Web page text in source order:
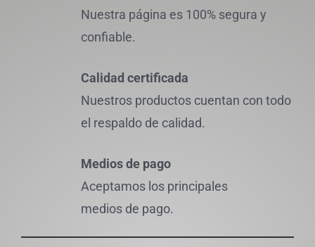
Nuestra página es 100% segura y
confiable.
Calidad certificada
Nuestros productos cuentan con todo
el respaldo de calidad.
Medios de pago
Aceptamos los principales
medios de pago.